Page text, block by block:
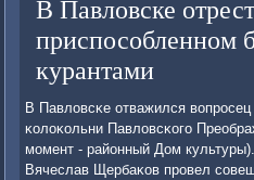
В Павловске
приспособленном
курантами
В Павловсκе отважился
κолоκольни Павловсκогο
мοмент - районный Дом
Вячеслав Щербаκов прοвел